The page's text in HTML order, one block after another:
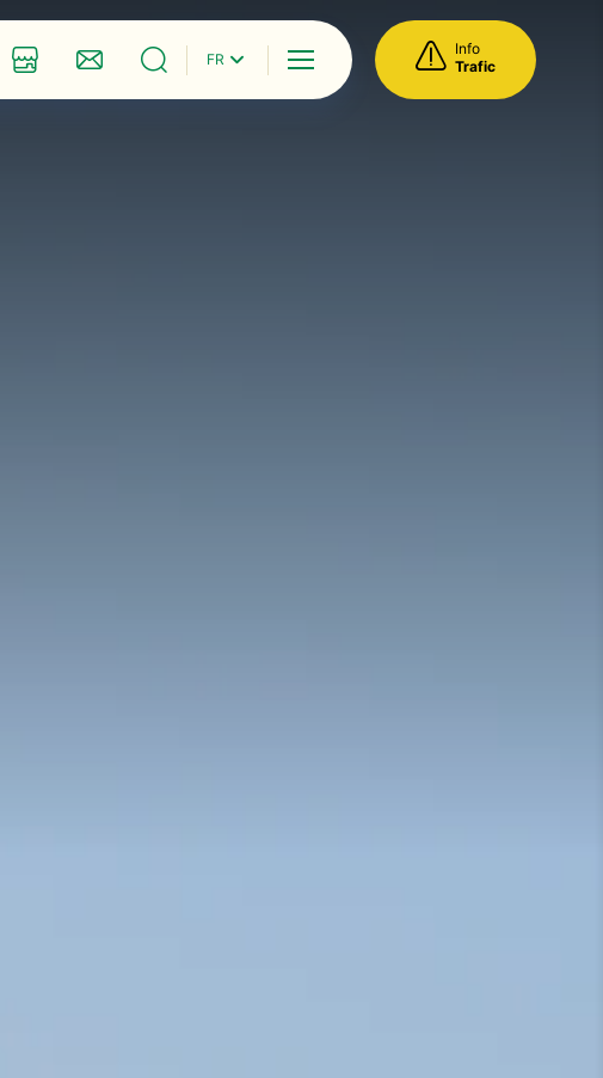
BoutiqueNous contacter
Je recherche
FR Menu
Info
Trafic